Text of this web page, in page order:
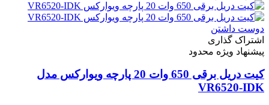
دوست داشتن
اشتراک گذاری
پیشنهاد ویژه محدود
کیت دریل برقی 650 وات 20 پارچه ویوارکس مدل
VR6520-IDK